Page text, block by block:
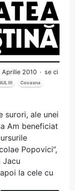
Aprilie 2010
se ci
III Covasna
surori, ale unei
Am beneficiat
Popovici”,
Jacu
la cele cu